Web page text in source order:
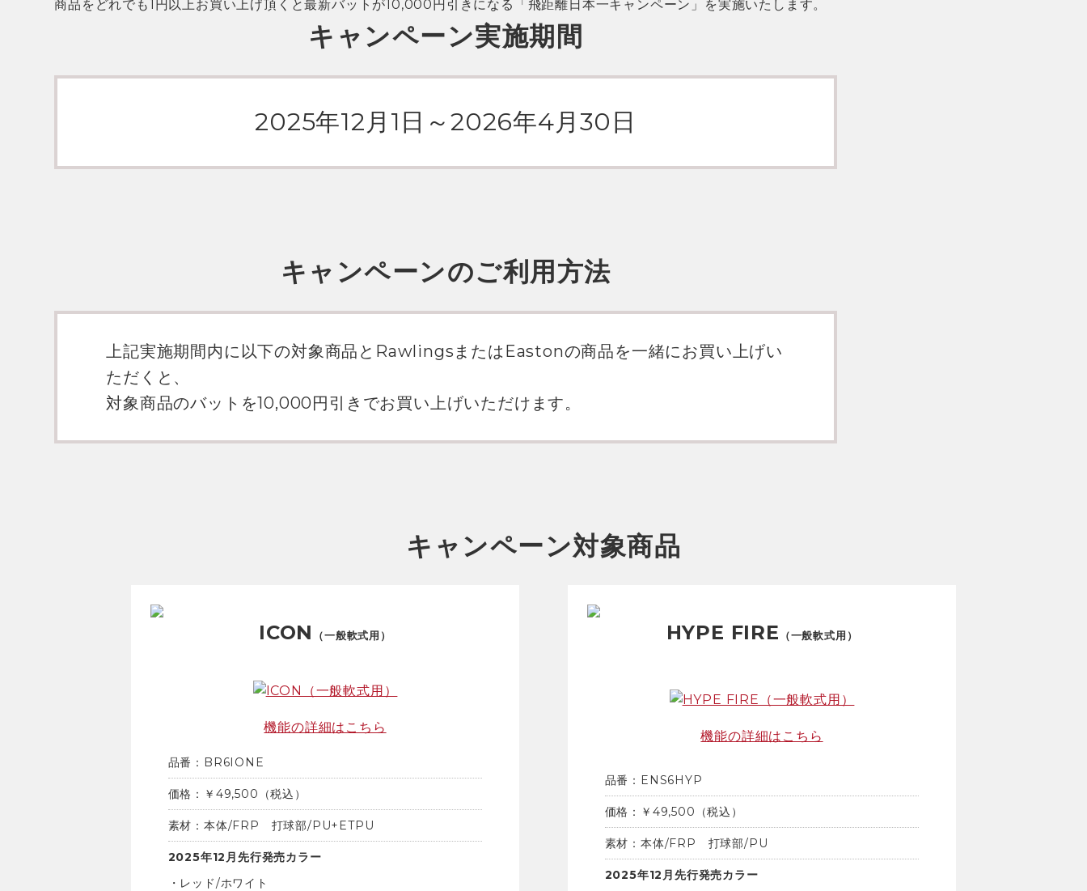
商品をどれでも1円以上お買い上げ頂くと最新バットが10,000円引きになる「飛距離日本一キャンペーン」を実施いたします。
キャンペーン実施期間
2025年12月1日～2026年4月30日
キャンペーンのご利用方法
上記実施期間内に以下の対象商品とRawlingsまたはEastonの商品を一緒にお買い上げい
ただくと、
対象商品のバットを10,000円引きでお買い上げいただけます。
キャンペーン対象商品
ICON （一般軟式用）
機能の詳細はこちら
品番：BR6IONE
価格：￥49,500（税込）
素材：本体/FRP 打球部/PU+ETPU
2025年12月先行発売カラー
・レッド/ホワイト
HYPE FIRE （一般軟式用）
機能の詳細はこちら
品番：ENS6HYP
価格：￥49,500（税込）
素材：本体/FRP 打球部/PU
2025年12月先行発売カラー